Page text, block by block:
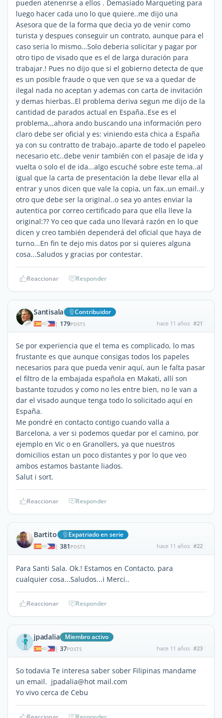
pueden atenenrse a ellos . Demasiado Marqueting para
luego hacer cada uno lo que quiere..me dijo una
Asesora que de la forma que decia yo de venir como
turista y despues conseguir un contrato, aunque para el
caso seria lo mismo...Solo deberia solicitar y pagar por
otro tipo de visado que es el de larga duración para
trabajar.! Pues no dijo que si el gobierno detecta de que
es un posible fraude o que ven que se va a quedar de
ilegal nada no aceptan y ademas con carta de invitación
y demas hierbas..El problema deriva segun me dijo de la
cantidad de parados actual en España..Ese es el
problema,,,ahora ando buscando una información pero
claro debe ser oficial y es: viniendo esta chica a España
ya con su contratto de trabajo..aparte de todo el papeleo
necesario etc..debe venir también con el pasaje de ida y
vuelta o solo el de ida...algo escuché sobre este tema..al
igual que la carta de presentación la debe llevar ella al
entrar y unos dicen que vale la copia, un fax..un email..y
otro que debe ser la original..o sea yo antes enviar la
autentica por correo certificado para que ella lleve la
original:?? Yo ceo que cada uno llevará razón en lo que
dicen y creo también dependerá del oficial que haya de
turno...En fin te dejo mis datos por si quieres alguna
cosa...Saludos y gracias por contestar.
Reaccionar Responder
Santisala Contribuidor
| 179POSTS hace 11 años #21
Se por experiencia que el tema es complicado, lo mas
frustante es que aunque consigas todos los papeles
necesarios para que pueda venir aquí, aun le falta pasar
el filtro de la embajada española en Makati, allí son
bastante tozudos y como no les entre bien, no le van a
dar el visado aunque tenga todo lo solicitado aquí en
España.
Me pondré en contacto contigo cuando valla a
Barcelona, a ver si podemos quedar por el camino, por
ejemplo en Vic o en Granollers, ya que nuestros
domicilios estan un poco distantes y por lo que veo
ambos estamos bastante liados.
Salut i sort.
Reaccionar Responder
Bartito Expatriado en serie
| 381 POSTS hace 11 años #22
Para Santi Sala. Ok.! Estamos en Contacto, para
cualquier cosa...Saludos...i Merci..
Reaccionar Responder
jpadalia Miembro activo
| 37POSTS hace 11 años #23
So todavia Te interesa saber sober Filipinas mandame
un email. jpadalia@hot mail.com
Yo vivo cerca de Cebu